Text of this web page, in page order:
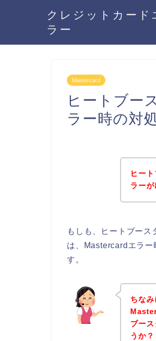
クレジットカード
ラー
Mastercard
ヒートブー
ラー時の対
ヒー
ラー
もしも、ヒートブー
は、Mastercardエラー
す。
ちな
ブー
うか？